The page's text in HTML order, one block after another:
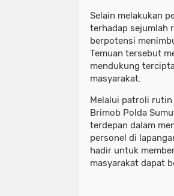
Selain melakukan
terhadap sejumlah
berpotensi
Temuan tersebut
mendukung
masyarakat.
Melalui patroli rutin
Brimob Polda
terdepan dalam
personel di
hadir untuk
masyarakat dapat